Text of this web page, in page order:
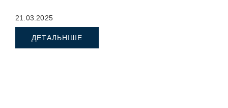
21.03.2025
ДЕТАЛЬНІШЕ